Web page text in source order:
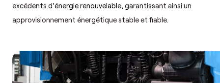
excédents d'énergie renouvelable, garantissant ainsi un
approvisionnement énergétique stable et fiable.